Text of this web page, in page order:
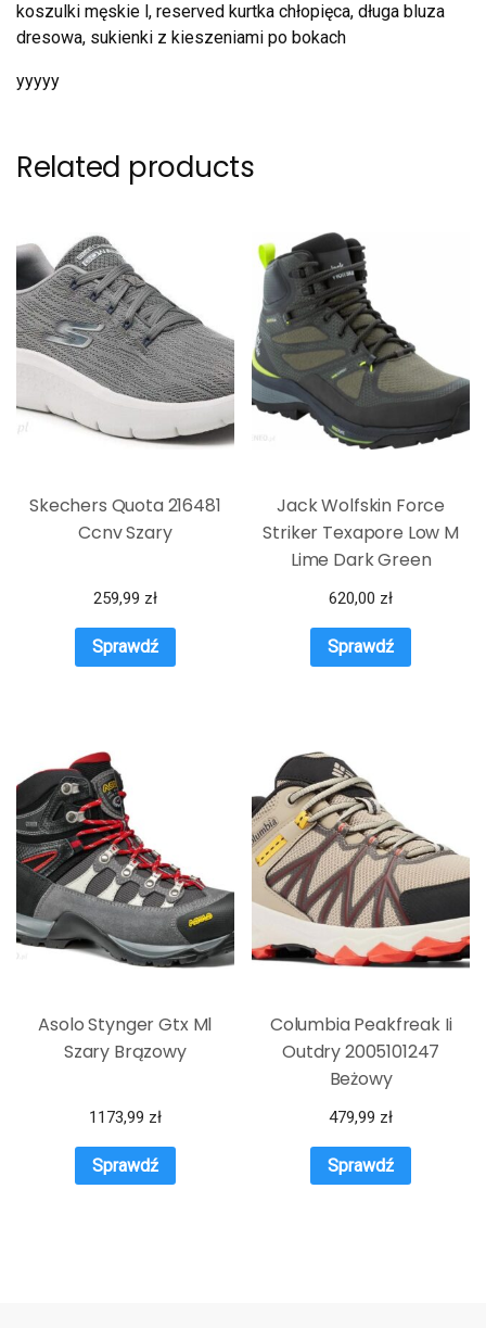
koszulki męskie l, reserved kurtka chłopięca, długa bluza
dresowa, sukienki z kieszeniami po bokach
yyyyy
Related products
Skechers Quota 216481
Ccnv Szary
259,99 zł
Sprawdź
Jack Wolfskin Force
Striker Texapore Low M
Lime Dark Green
620,00 zł
Sprawdź
Asolo Stynger Gtx Ml
Szary Brązowy
1173,99 zł
Sprawdź
Columbia Peakfreak Ii
Outdry 2005101247
Beżowy
479,99 zł
Sprawdź